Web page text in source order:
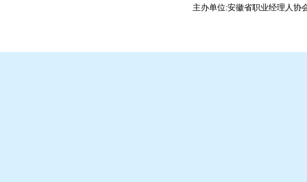
主办单位:安徽省职业经理人